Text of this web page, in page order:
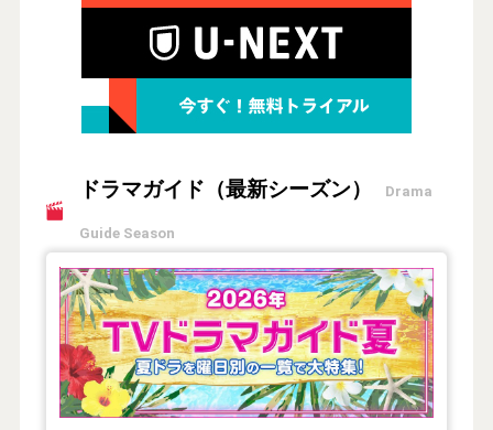
ドラマガイド（最新シーズン） Drama
Guide Season
【2026年夏】TVドラマガイド